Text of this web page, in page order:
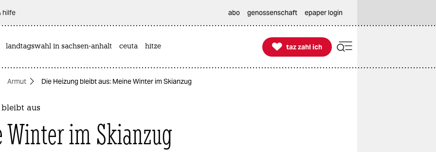
hilfe abo genossenschaft epaper login
landtagswahl in sachsen-anhalt ceuta hitze 
taz zahl ich
taz zahl ich
Armut Die Heizung bleibt aus: Meine Winter im Skianzug
bleibt aus
Winter im Skianzug